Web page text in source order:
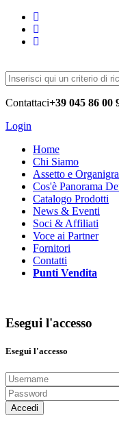
Contattaci+39 045 86 00
Login
Home
Chi Siamo
Assetto e
Cos'è Panorama
Catalogo Prodotti
News & Eventi
Soci & Affiliati
Voce ai Partner
Fornitori
Contatti
Punti Vendita
Esegui l'accesso
Esegui l'accesso
Accedi